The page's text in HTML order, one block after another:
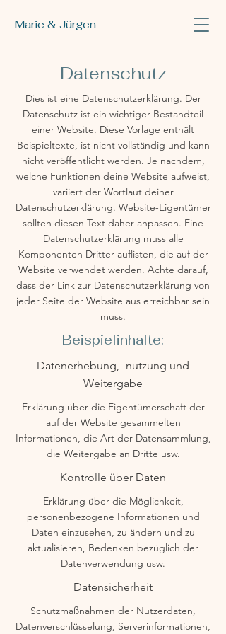
Marie & Jürgen
Datenschutz
Dies ist eine Datenschutzerklärung. Der
Datenschutz ist ein wichtiger Bestandteil
einer Website. Diese Vorlage enthält
Beispieltexte, ist nicht vollständig und kann
nicht veröffentlicht werden. Je nachdem,
welche Funktionen deine Website aufweist,
variiert der Wortlaut deiner
Datenschutzerklärung. Website-Eigentümer
sollten diesen Text daher anpassen. Eine
Datenschutzerklärung muss alle
Komponenten Dritter auflisten, die auf der
Website verwendet werden. Achte darauf,
dass der Link zur Datenschutzerklärung von
jeder Seite der Website aus erreichbar sein
muss.
Beispielinhalte:
Datenerhebung, -nutzung und
Weitergabe
Erklärung über die Eigentümerschaft der
auf der Website gesammelten
Informationen, die Art der Datensammlung,
die Weitergabe an Dritte usw.
Kontrolle über Daten
Erklärung über die Möglichkeit,
personenbezogene Informationen und
Daten einzusehen, zu ändern und zu
aktualisieren, Bedenken bezüglich der
Datenverwendung usw.
Datensicherheit
Schutzmaßnahmen der Nutzerdaten,
Datenverschlüsselung, Serverinformationen,